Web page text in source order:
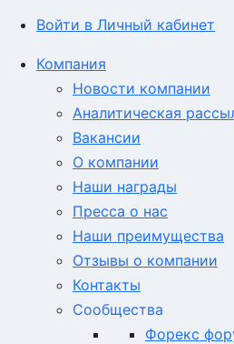
Войти в Личный кабинет
Компания
Новости компании
Аналитическая
Вакансии
О компании
Наши награды
Пресса о нас
Наши преимущества
Отзывы о компании
Контакты
Сообщества
Форекс